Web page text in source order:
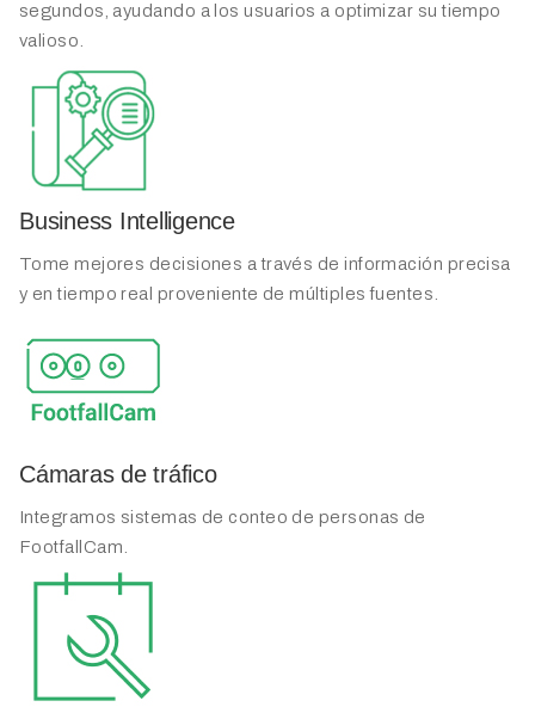
segundos, ayudando a los usuarios a optimizar su tiempo
valioso.
Business Intelligence
Tome mejores decisiones a través de información precisa
y en tiempo real proveniente de múltiples fuentes.
Cámaras de tráfico
Integramos sistemas de conteo de personas de
FootfallCam.